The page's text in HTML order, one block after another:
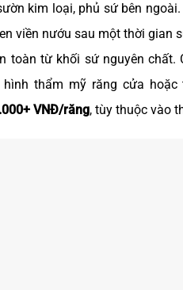
kim loại, phủ sứ bên
viền nướu sau một thời gian
toàn từ khối sứ nguyên
thẩm mỹ răng cửa
VNĐ/răng, tùy thuộc vào